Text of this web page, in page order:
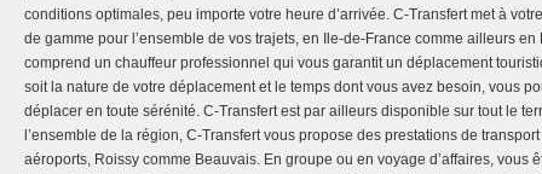
conditions optimales, peu importe votre heure d’arrivée. C-Transfert met à
de gamme pour l’ensemble de vos trajets, en Ile-de-France comme ailleurs en
comprend un chauffeur professionnel qui vous garantit un déplacement
soit la nature de votre déplacement et le temps dont vous avez besoin, vous
déplacer en toute sérénité. C-Transfert est par ailleurs disponible sur tout le
l’ensemble de la région, C-Transfert vous propose des prestations de
aéroports, Roissy comme Beauvais. En groupe ou en voyage d’affaires, vous